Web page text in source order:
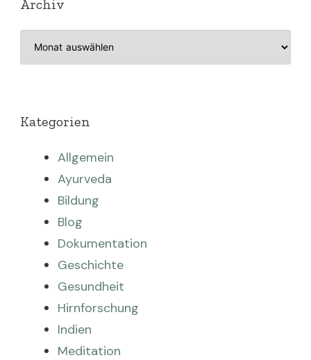
Archiv
Archiv
Kategorien
Allgemein
Ayurveda
Bildung
Blog
Dokumentation
Geschichte
Gesundheit
Hirnforschung
Indien
Meditation